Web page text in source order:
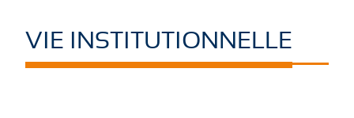
VIE INSTITUTIONNELLE